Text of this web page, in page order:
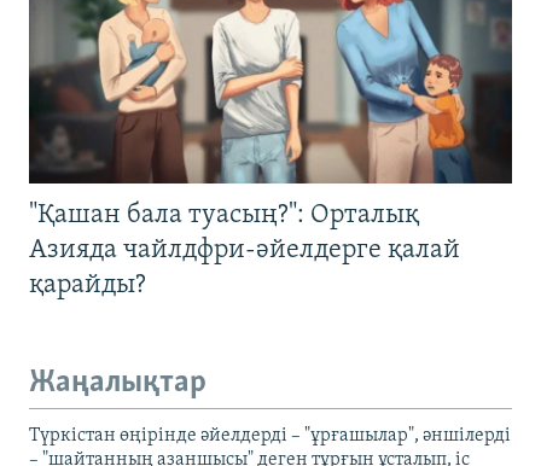
"Қашан бала туасың?": Орталық
Азияда чайлдфри-әйелдерге қалай
қарайды?
Жаңалықтар
Түркістан өңірінде әйелдерді – "ұрғашылар", әншілерді
– "шайтанның азаншысы" деген тұрғын ұсталып, іс